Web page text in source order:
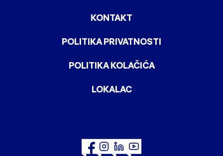
KONTAKT
POLITIKA PRIVATNOSTI
POLITIKA KOLAČIĆA
LOKALAC